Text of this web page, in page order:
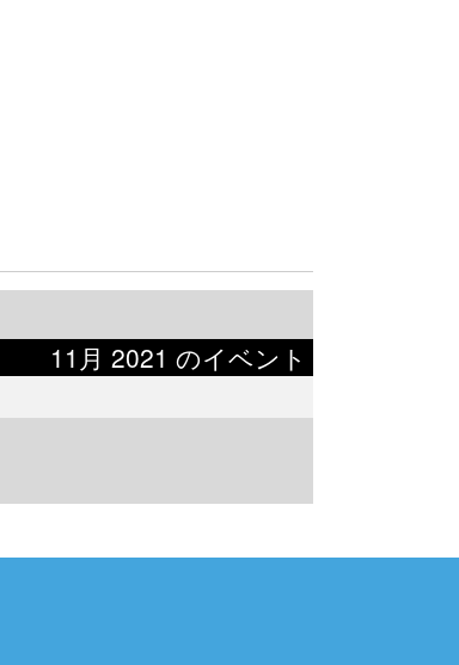
11月 2021 のイベント